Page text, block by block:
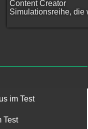
Content Creator
Simulationsreihe, die
im Test
Test